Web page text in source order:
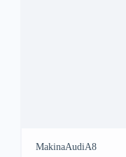
MakinaAudiA8